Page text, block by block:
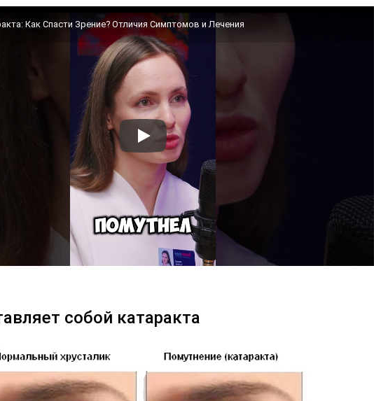
Как Спасти Зрение? Отличия Симптомов и Лечения
собой катаракта